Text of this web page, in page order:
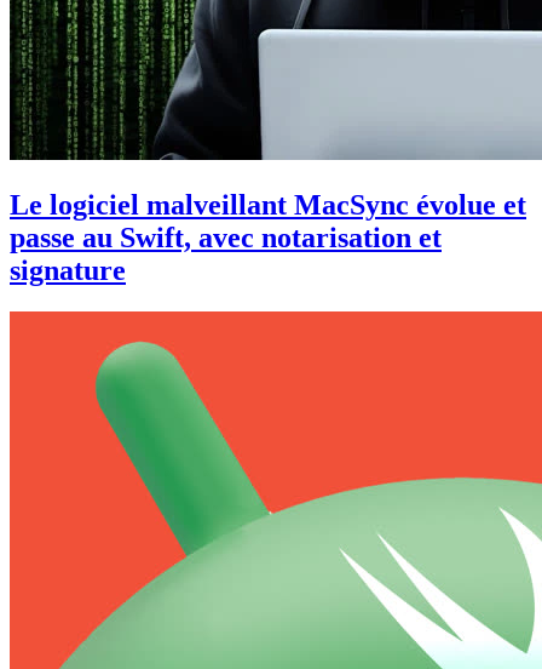
Le logiciel malveillant MacSync évolue et
passe au Swift, avec notarisation et
signature